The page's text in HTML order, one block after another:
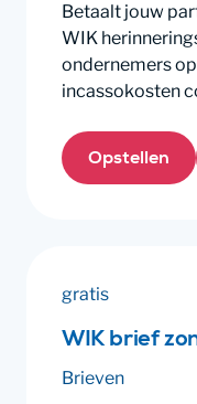
Betaalt jouw
WIK
ondernemers
incassokosten
Opstellen
gratis
WIK brief
Brieven